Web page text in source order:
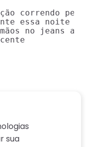
correndo
essa noite
no jeans
sua